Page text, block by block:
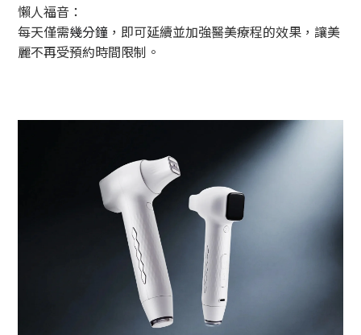
懶人福音 ：
每天僅需幾分鐘 ，即可延續並加強醫美療程的效果，讓美
麗不再受預約時間限制。